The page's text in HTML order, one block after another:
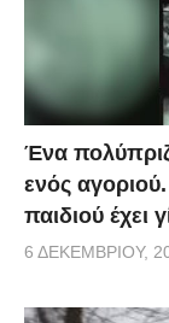
Ένα
ενός
παιδιού έχει
6 ΔΕΚΕΜΒΡΊΟΥ,